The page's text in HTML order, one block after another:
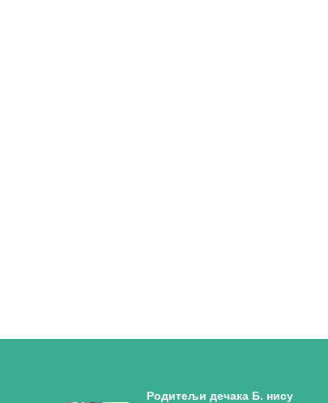
Родитељи дечака Б. нису